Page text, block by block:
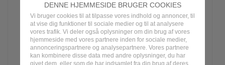
DENNE HJEMMESIDE BRUGER COOKIES
Vi bruger cookies til at tilpasse vores indhold og annoncer, til
at vise dig funktioner til sociale medier og til at analysere
vores trafik. Vi deler også oplysninger om din brug af vores
hjemmeside med vores partnere inden for sociale medier,
annonceringspartnere og analysepartnere. Vores partnere
kan kombinere disse data med andre oplysninger, du har
givet dem, eller som de har indsamlet fra din brug af deres